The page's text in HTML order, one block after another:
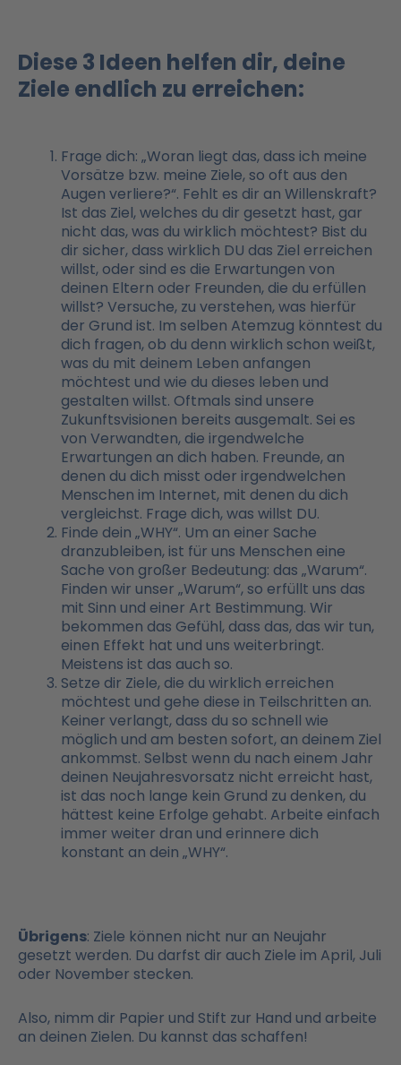
Diese 3 Ideen helfen dir, deine
Ziele endlich zu erreichen:
Frage dich: „Woran liegt das, dass ich meine
Vorsätze bzw. meine Ziele, so oft aus den
Augen verliere?“. Fehlt es dir an Willenskraft?
Ist das Ziel, welches du dir gesetzt hast, gar
nicht das, was du wirklich möchtest? Bist du
dir sicher, dass wirklich DU das Ziel erreichen
willst, oder sind es die Erwartungen von
deinen Eltern oder Freunden, die du erfüllen
willst? Versuche, zu verstehen, was hierfür
der Grund ist. Im selben Atemzug könntest du
dich fragen, ob du denn wirklich schon weißt,
was du mit deinem Leben anfangen
möchtest und wie du dieses leben und
gestalten willst. Oftmals sind unsere
Zukunftsvisionen bereits ausgemalt. Sei es
von Verwandten, die irgendwelche
Erwartungen an dich haben. Freunde, an
denen du dich misst oder irgendwelchen
Menschen im Internet, mit denen du dich
vergleichst. Frage dich, was willst DU.
Finde dein „WHY“. Um an einer Sache
dranzubleiben, ist für uns Menschen eine
Sache von großer Bedeutung: das „Warum“.
Finden wir unser „Warum“, so erfüllt uns das
mit Sinn und einer Art Bestimmung. Wir
bekommen das Gefühl, dass das, das wir tun,
einen Effekt hat und uns weiterbringt.
Meistens ist das auch so.
Setze dir Ziele, die du wirklich erreichen
möchtest und gehe diese in Teilschritten an.
Keiner verlangt, dass du so schnell wie
möglich und am besten sofort, an deinem Ziel
ankommst. Selbst wenn du nach einem Jahr
deinen Neujahresvorsatz nicht erreicht hast,
ist das noch lange kein Grund zu denken, du
hättest keine Erfolge gehabt. Arbeite einfach
immer weiter dran und erinnere dich
konstant an dein „WHY“.
Übrigens: Ziele können nicht nur an Neujahr
gesetzt werden. Du darfst dir auch Ziele im April, Juli
oder November stecken.
Also, nimm dir Papier und Stift zur Hand und arbeite
an deinen Zielen. Du kannst das schaffen!